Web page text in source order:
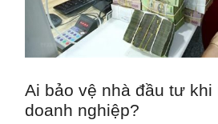
Ai bảo vệ nhà đầu tư khi
doanh nghiệp?